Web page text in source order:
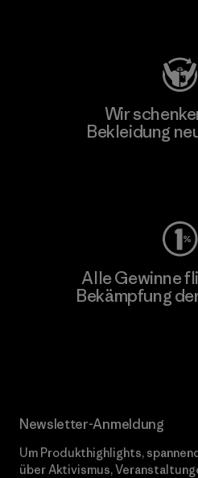
Wir
Bekleidung
Alle Gewinne
Bekämpfung
Newsletter-Anmeldung
Um Produkthighlights,
über Aktivismus,